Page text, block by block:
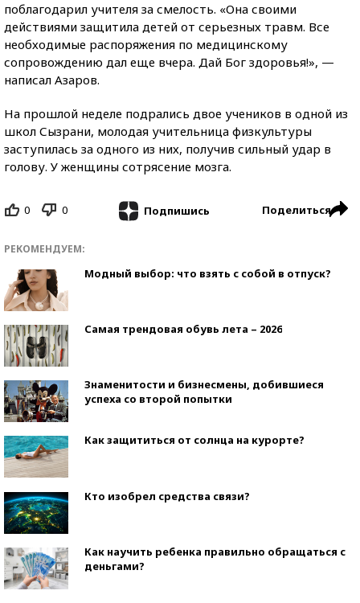
поблагодарил учителя за смелость. «Она своими
действиями защитила детей от серьезных травм. Все
необходимые распоряжения по медицинскому
сопровождению дал еще вчера. Дай Бог здоровья!», —
написал Азаров.
На прошлой неделе подрались двое учеников в одной из
школ Сызрани, молодая учительница физкультуры
заступилась за одного из них, получив сильный удар в
голову. У женщины сотрясение мозга.
0 0 Подпишись Поделиться
РЕКОМЕНДУЕМ:
Модный выбор: что взять с собой в отпуск?
Самая трендовая обувь лета – 2026
Знаменитости и бизнесмены, добившиеся
успеха со второй попытки
Как защититься от солнца на курорте?
Кто изобрел средства связи?
Как научить ребенка правильно обращаться с
деньгами?